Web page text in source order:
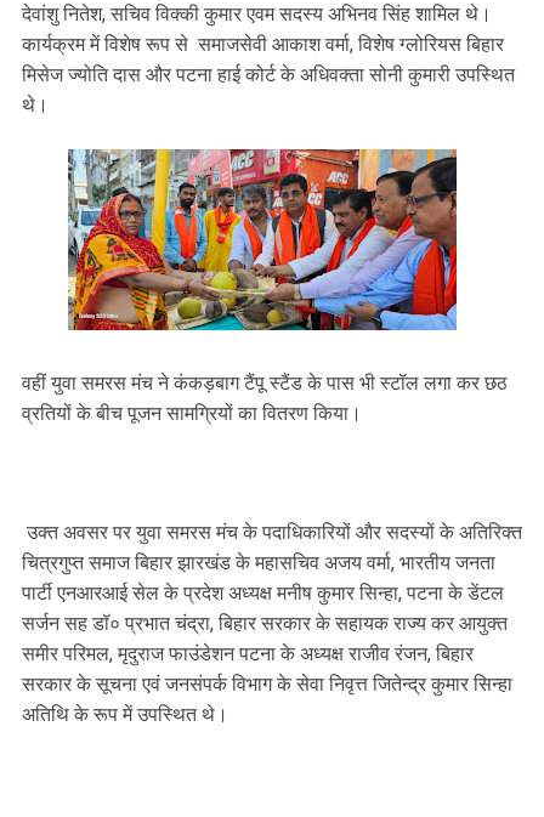
देवांशु नितेश, सचिव विक्की कुमार एवम सदस्य अभिनव सिंह शामिल थे।
कार्यक्रम में विशेष रूप से समाजसेवी आकाश वर्मा, विशेष ग्लोरियस बिहार
मिसेज ज्योति दास और पटना हाई कोर्ट के अधिवक्ता सोनी कुमारी उपस्थित
थे।
वहीं युवा समरस मंच ने कंकड़बाग टैंपू स्टैंड के पास भी स्टॉल लगा कर छठ
व्रतियों के बीच पूजन सामग्रियों का वितरण किया।
उक्त अवसर पर युवा समरस मंच के पदाधिकारियों और सदस्यों के अतिरिक्त
चित्रगुप्त समाज बिहार झारखंड के महासचिव अजय वर्मा, भारतीय जनता
पार्टी एनआरआई सेल के प्रदेश अध्यक्ष मनीष कुमार सिन्हा, पटना के डेंटल
सर्जन सह डॉ० प्रभात चंद्रा, बिहार सरकार के सहायक राज्य कर आयुक्त
समीर परिमल, मृदुराज फाउंडेशन पटना के अध्यक्ष राजीव रंजन, बिहार
सरकार के सूचना एवं जनसंपर्क विभाग के सेवा निवृत्त जितेन्द्र कुमार सिन्हा
अतिथि के रूप में उपस्थित थे।